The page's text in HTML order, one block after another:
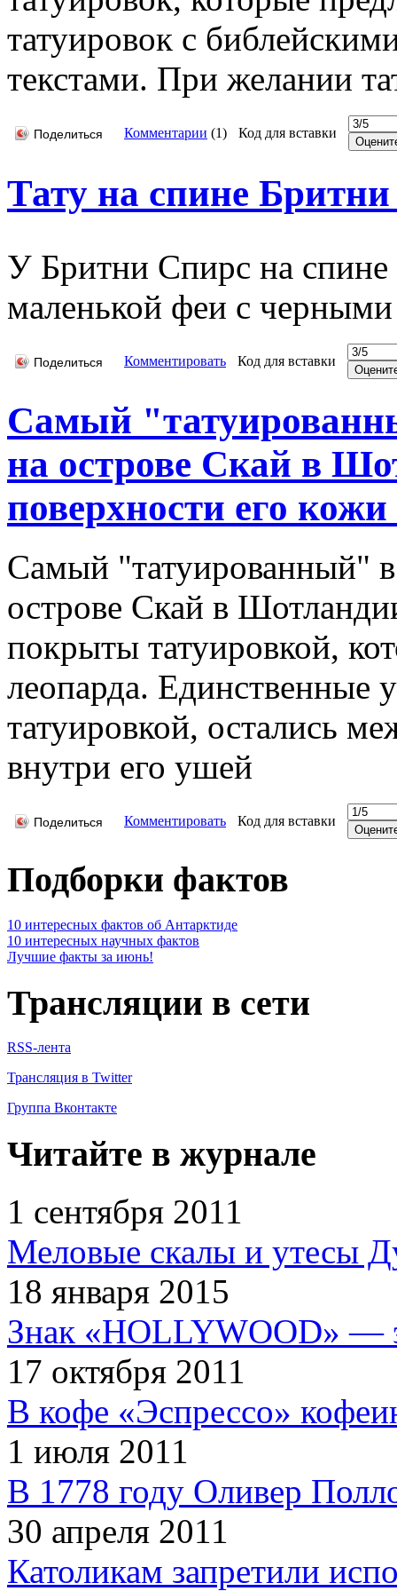
татуировок с
текстами. При желании
Поделиться Комментарии (1) Код для вставки
Тату на спине
У Бритни Спирс на спине
маленькой феи с
Поделиться Комментировать Код для вставки
Самый
на острове Скай в
поверхности его
Самый "татуированный"
острове Скай в
покрыты татуировкой,
леопарда. Единственные
татуировкой, остались
внутри его ушей
Поделиться Комментировать Код для вставки
Подборки фактов
10 интересных фактов об Антарктиде
10 интересных научных фактов
Лучшие факты за июнь!
Трансляции в сети
RSS-лента
Трансляция в Twitter
Группа Вконтакте
Читайте в журнале
1 сентября 2011
Меловые скалы и утесы
18 января 2015
Знак «HOLLYWOOD» —
17 октября 2011
В кофе «Эспрессо»
1 июля 2011
В 1778 году Оливер
30 апреля 2011
Католикам запретили